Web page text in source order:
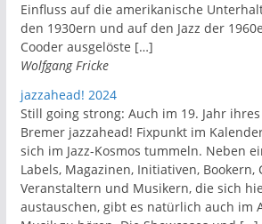
Einfluss auf die amerikanische
den 1930ern und auf den Jazz der
Cooder ausgelöste […]
Wolfgang Fricke
jazzahead! 2024
Still going strong: Auch im 19. Jahr
Bremer jazzahead! Fixpunkt im
sich im Jazz-Kosmos tummeln. Neben
Labels, Magazinen, Initiativen, Bookern,
Veranstaltern und Musikern, die sich
austauschen, gibt es natürlich auch im